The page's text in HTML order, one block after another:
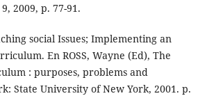
2009, p. 77-91.
social Issues; Implementing an
En ROSS, Wayne (Ed), The
: purposes, problems and
State University of New York, 2001. p.